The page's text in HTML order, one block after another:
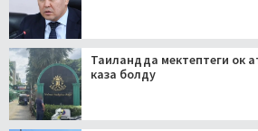
Таиландда мектептеги ок
каза болду